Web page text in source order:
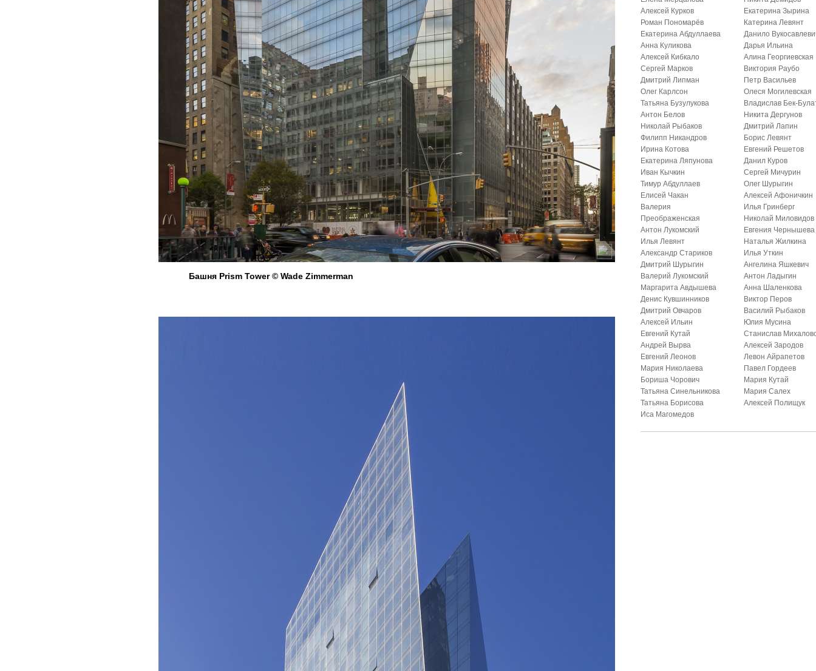
Башня Prism Tower © Wade Zimmerman
Алексей Курков
Роман Пономарёв
Екатерина Абдуллаева
Анна Куликова
Алексей Кибкало
Сергей Марков
Дмитрий Липман
Олег Карлсон
Татьяна Бузулукова
Антон Белов
Николай Рыбаков
Филипп Никандров
Ирина Котова
Екатерина Ляпунова
Иван Кычкин
Тимур Абдуллаев
Елисей Чакан
Валерия
Преображенская
Антон Лукомский
Илья Левянт
Александр Стариков
Дмитрий Шурыгин
Валерий Лукомский
Маргарита Авдышева
Денис Кувшинников
Дмитрий Овчаров
Алексей Ильин
Евгений Кутай
Андрей Вырва
Евгений Леонов
Мария Николаева
Бориша Чорович
Татьяна Синельникова
Татьяна Борисова
Иса Магомедов
Екатерина Зырина
Катерина Левянт
Данило
Дарья Ильина
Алина Георгиевская
Виктория Раубо
Петр Васильев
Олеся Могилевская
Владислав Бек-
Никита Дергунов
Дмитрий Лапин
Борис Левянт
Евгений Решетов
Данил Куров
Сергей Мичурин
Олег Шурыгин
Алексей Афоничкин
Илья Гринберг
Николай Миловидов
Евгения Чернышева
Наталья Жилкина
Илья Уткин
Ангелина Яшкевич
Антон Ладыгин
Анна Шаленкова
Виктор Перов
Василий Рыбаков
Юлия Мусина
Станислав
Алексей Зародов
Левон Айрапетов
Павел Гордеев
Мария Кутай
Мария Салех
Алексей Полищук